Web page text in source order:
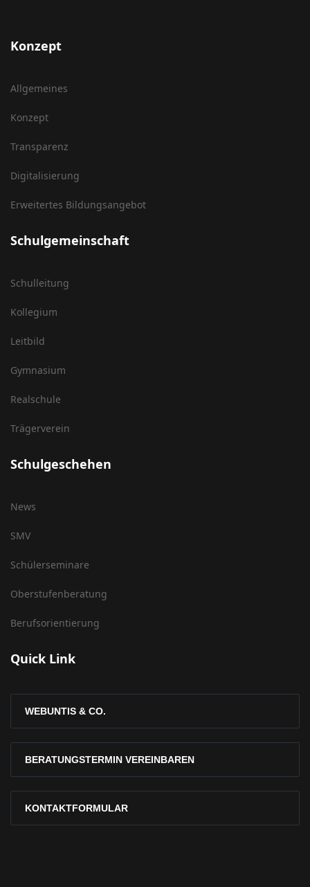
Konzept
Allgemeines
Konzept
Transparenz
Digitalisierung
Erweitertes Bildungsangebot
Schulgemeinschaft
Schulleitung
Kollegium
Leitbild
Gymnasium
Realschule
Trägerverein
Schulgeschehen
News
SMV
Schülerseminare
Oberstufenberatung
Berufsorientierung
Quick Link
WEBUNTIS & CO.
BERATUNGSTERMIN VEREINBAREN
KONTAKTFORMULAR